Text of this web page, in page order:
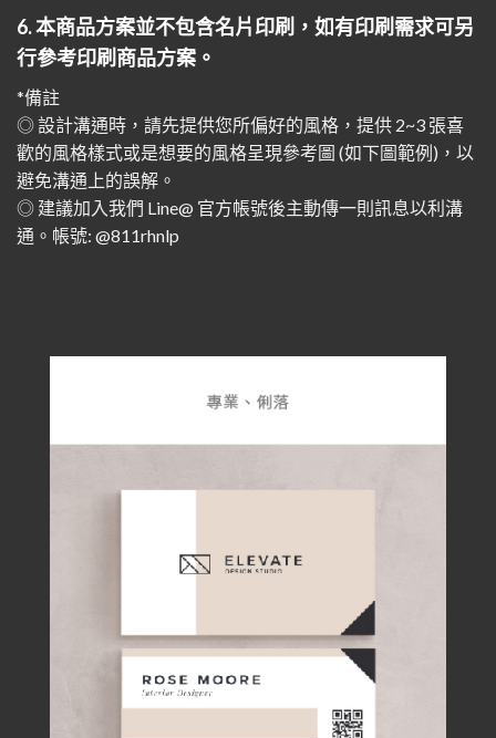
6. 本商品方案並不包含名片印刷，如有印刷需求可另
行參考印刷商品方案。
*備註
◎ 設計溝通時，請先提供您所偏好的風格，提供 2~3 張喜
歡的風格樣式或是想要的風格呈現參考圖 (如下圖範例)，以
避免溝通上的誤解。
◎ 建議加入我們 Line@ 官方帳號後主動傳一則訊息以利溝
通。帳號: @811rhnlp